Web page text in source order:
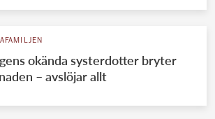
okända systerdotter bryter
– avslöjar allt